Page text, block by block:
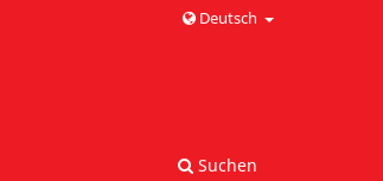
Suchen
Deutsch